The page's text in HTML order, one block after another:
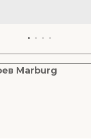
Marburg